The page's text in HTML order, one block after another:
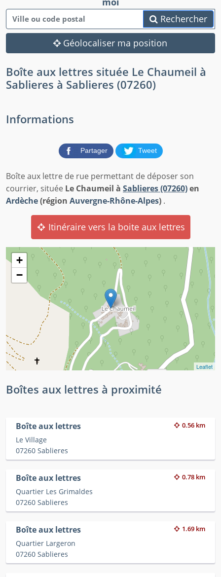
Rechercher
Géolocaliser ma position
Boîte aux lettres située Le Chaumeil à
Sablieres à Sablieres (07260)
Informations
Partager Tweet
Boîte aux lettre de rue permettant de déposer son
courrier, située Le Chaumeil à Sablieres (07260)en
Ardèche(région Auvergne-Rhône-Alpes) .
Itinéraire vers la boite aux lettres
+
−
Leaflet
Boîtes aux lettres à proximité
Boîte aux lettres 0.56 km
Le Village
07260 Sablieres
Boîte aux lettres 0.78 km
Quartier Les Grimaldes
07260 Sablieres
Boîte aux lettres 1.69 km
Quartier Largeron
07260 Sablieres